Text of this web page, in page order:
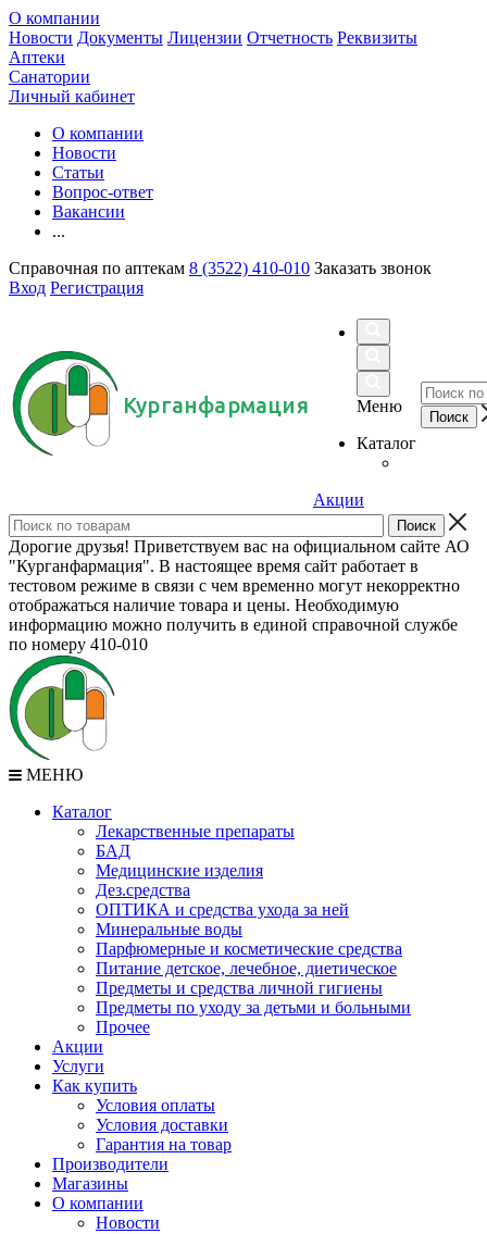
О компании
Новости Документы Лицензии Отчетность Реквизиты
Аптеки
Санатории
Личный кабинет
О компании
Новости
Статьи
Вопрос-ответ
Вакансии
...
Справочная по аптекам 8 (3522) 410-010 Заказать звонок
Вход Регистрация
Курганфармация
Меню
Каталог
Акции
Дорогие друзья! Приветствуем вас на официальном сайте АО
"Курганфармация". В настоящее время сайт работает в
тестовом режиме в связи с чем временно могут некорректно
отображаться наличие товара и цены. Необходимую
информацию можно получить в единой справочной службе
по номеру 410-010
МЕНЮ
Каталог
Лекарственные препараты
БАД
Медицинские изделия
Дез.средства
ОПТИКА и средства ухода за ней
Минеральные воды
Парфюмерные и косметические средства
Питание детское, лечебное, диетическое
Предметы и средства личной гигиены
Предметы по уходу за детьми и больными
Прочее
Акции
Услуги
Как купить
Условия оплаты
Условия доставки
Гарантия на товар
Производители
Магазины
О компании
Новости